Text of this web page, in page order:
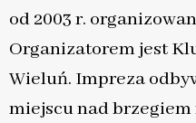
od 2003 r.
Organizatorem jest
Wieluń. Impreza
miejscu nad